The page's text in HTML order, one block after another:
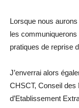
Lorsque nous
les
pratiques de reprise
J’enverrai alors
CHSCT, Conseil des
d’Etablissement